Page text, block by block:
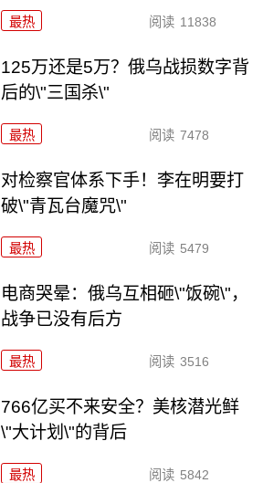
最热 阅读 11838
125万还是5万？俄乌战损数字背
后的\"三国杀\"
最热 阅读 7478
对检察官体系下手！李在明要打
破\"青瓦台魔咒\"
最热 阅读 5479
电商哭晕：俄乌互相砸\"饭碗\"，
战争已没有后方
最热 阅读 3516
766亿买不来安全？美核潜光鲜
\"大计划\"的背后
最热 阅读 5842